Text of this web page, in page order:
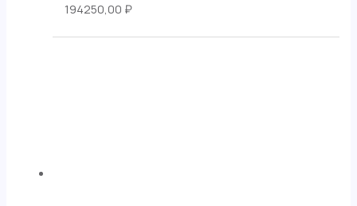
194250,00 ₽